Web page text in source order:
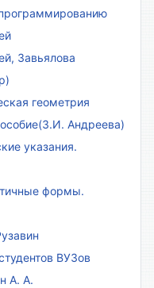
Завьялова
геометрия
Андреева)
указания.
формы.
ВУЗов
А. А.